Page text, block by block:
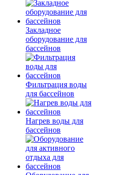
Закладное
оборудование для
бассейнов
Фильтрация воды
для бассейнов
Нагрев воды для
бассейнов